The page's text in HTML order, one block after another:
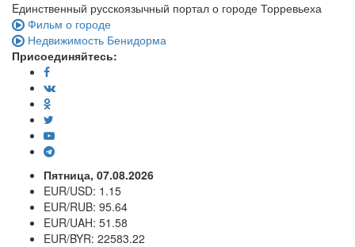
Eдинственный русскоязычный портал о городе Торревьеха
Фильм о городе
Недвижимость Бенидорма
Присоединяйтесь:
Пятница, 07.08.2026
EUR/USD: 1.15
EUR/RUB: 95.64
EUR/UAH: 51.58
EUR/BYR: 22583.22